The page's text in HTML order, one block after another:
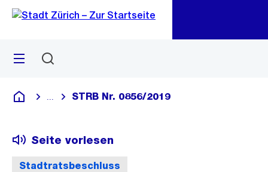
Navigation
Sprunglink
Menü
Deutsch
Blende alle Breadcrumbs ein
STRB Nr. 0856/2019
Stadtratsbeschluss
Seite vorlesen